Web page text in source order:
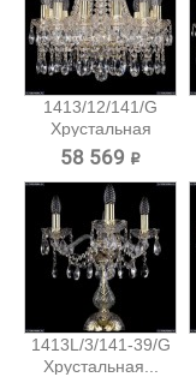
1413/12/141/G
Хрустальная
подвесная...
58 569 ₽
1413L/3/141-39/G
Хрустальная...